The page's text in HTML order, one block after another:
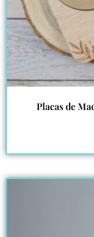
Placas de